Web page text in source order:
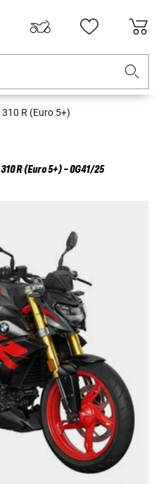
310 R (Euro 5+)
310 R (Euro 5+) - 0G41/25